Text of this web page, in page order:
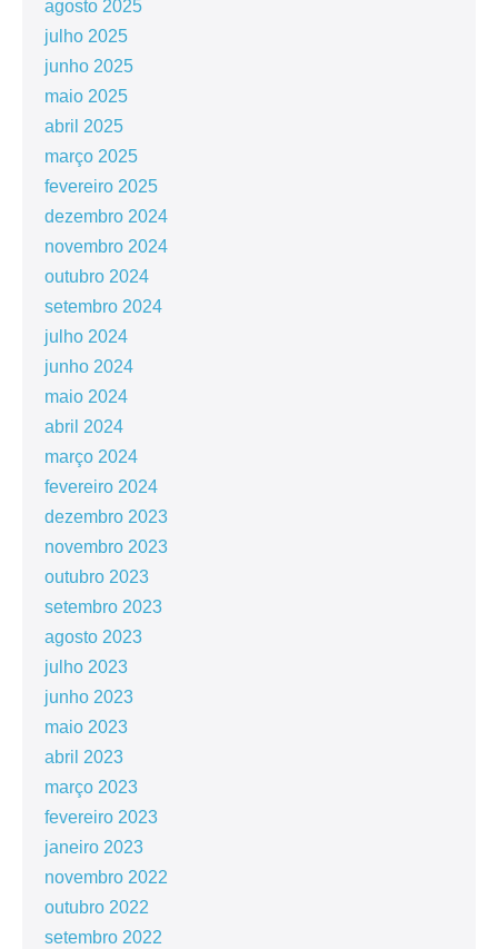
agosto 2025
julho 2025
junho 2025
maio 2025
abril 2025
março 2025
fevereiro 2025
dezembro 2024
novembro 2024
outubro 2024
setembro 2024
julho 2024
junho 2024
maio 2024
abril 2024
março 2024
fevereiro 2024
dezembro 2023
novembro 2023
outubro 2023
setembro 2023
agosto 2023
julho 2023
junho 2023
maio 2023
abril 2023
março 2023
fevereiro 2023
janeiro 2023
novembro 2022
outubro 2022
setembro 2022